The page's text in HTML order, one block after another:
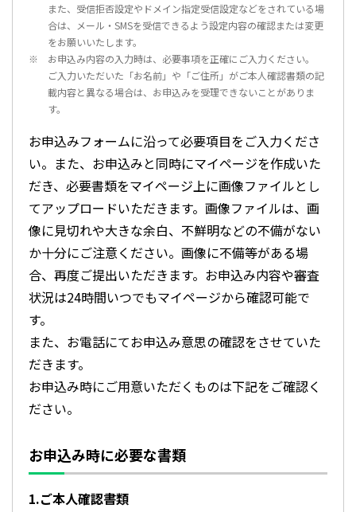
また、受信拒否設定やドメイン指定受信設定などをされている場
合は、メール・SMSを受信できるよう設定内容の確認または変更
をお願いいたします。
お申込み内容の入力時は、必要事項を正確にご入力ください。
ご入力いただいた「お名前」や「ご住所」がご本人確認書類の記
載内容と異なる場合は、お申込みを受理できないことがありま
す。
お申込みフォームに沿って必要項目をご入力くださ
い。また、お申込みと同時にマイページを作成いた
だき、必要書類をマイページ上に画像ファイルとし
てアップロードいただきます。画像ファイルは、画
像に見切れや大きな余白、不鮮明などの不備がない
か十分にご注意ください。画像に不備等がある場
合、再度ご提出いただきます。お申込み内容や審査
状況は24時間いつでもマイページから確認可能で
す。
また、お電話にてお申込み意思の確認をさせていた
だきます。
お申込み時にご用意いただくものは下記をご確認く
ださい。
お申込み時に必要な書類
1.ご本人確認書類